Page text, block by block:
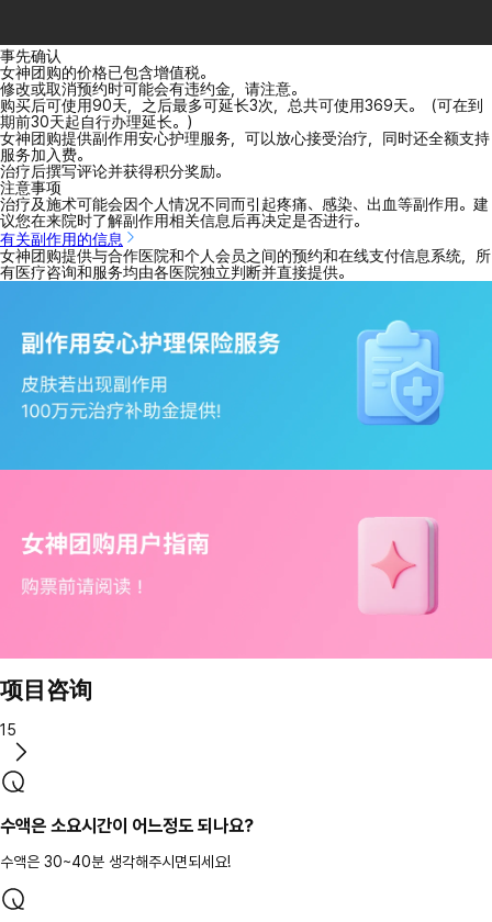
事先确认
女神团购的价格已包含增值税。
修改或取消预约时可能会有违约金，请注意。
购买后可使用90天，之后最多可延长3次，总共可使用369天。（可在到
期前30天起自行办理延长。）
女神团购提供副作用安心护理服务，可以放心接受治疗，同时还全额支持
服务加入费。
治疗后撰写评论并获得积分奖励。
注意事项
治疗及施术可能会因个人情况不同而引起疼痛、感染、出血等副作用。建
议您在来院时了解副作用相关信息后再决定是否进行。
有关副作用的信息
女神团购提供与合作医院和个人会员之间的预约和在线支付信息系统，所
有医疗咨询和服务均由各医院独立判断并直接提供。
项目咨询
15
수액은 소요시간이 어느정도 되나요?
수액은 30~40분 생각해주시면되세요!